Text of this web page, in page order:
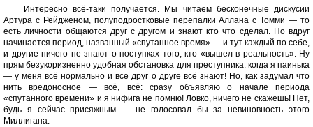
Интересно всё-таки получается. Мы читаем бесконечные дискусии
Артура с Рейдженом, полуподростковые перепалки Аллана с Томми — то
есть личности общаются друг с другом и знают кто что сделал. Но вдруг
начинается период, названный «спутанное время» — и тут каждый по себе,
и другие ничего не знают о поступках того, кто «вышел в реальность». Ну
прям безукоризненно удобная обстановка для преступника: когда я паинька
— у меня всё нормально и все друг о друге всё знают! Но, как задумал что
нить вредоносное — всё, всё: сразу объявляю о начале периода
«спутанного времени» и я нифига не помню! Ловко, ничего не скажешь! Нет,
будь я сейчас присяжным — не голосовал бы за невиновность этого
Миллигана.